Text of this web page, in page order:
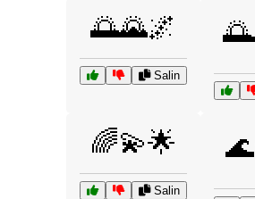
🌅🌄🌌
Salin
🌈💫🌟
Salin